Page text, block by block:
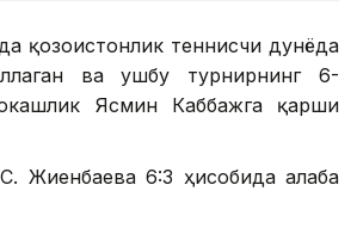
қозоғистонлик теннисчи дунёда
ва ушбу турнирнинг 6-
Ясмин Каббажга қарши
Жиенбаева 6:3 ҳисобида ғалаба